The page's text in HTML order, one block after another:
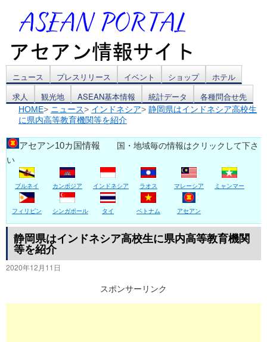
コ
ン
テ
ン
ツ
へ
ス
キ
ッ
ニュース プレスリリース イベント ショップ
ホテル
求人
観光地 ASEAN基本情報 統計データ 各種問合せ先
HOME> ニュース> インドネシア> 静岡県はインドネシア高校生
に県内高等教育機関等を紹介
アセアン10カ国情報 国・地域毎の情報はクリックして下さ
い
ブルネイ カンボジア インドネシア ラオス マレーシア ミャンマー
フィリピン シンガポール タイ ベトナム アセアン
静岡県はインドネシア高校生に県内高等教育機関
等を紹介
2020年12月11日
スポンサーリンク